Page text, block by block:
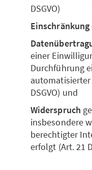
DSGVO)
Einschränkung
einer
Durchführung
automatisierter
DSGVO) und
Widerspruch
insbesondere
berechtigter
erfolgt (Art. 21